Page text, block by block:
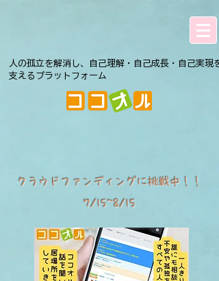
人の孤立を解消し、自己理解・自己成長・自己実現を
支えるプラットフォーム
クラウドファンディングに挑戦中！！
7/15~8/15